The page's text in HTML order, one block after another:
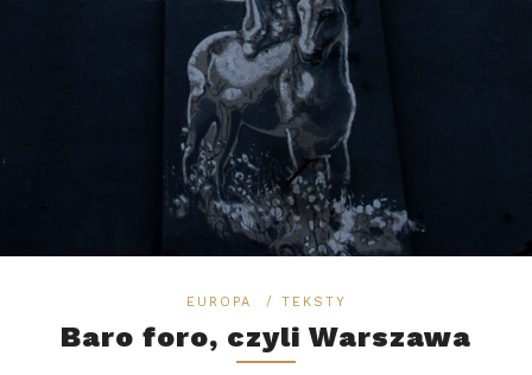
EUROPA / TEKSTY
Baro foro, czyli Warszawa